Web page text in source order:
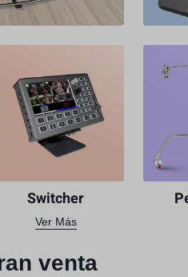
Switcher
Ver Más
venta